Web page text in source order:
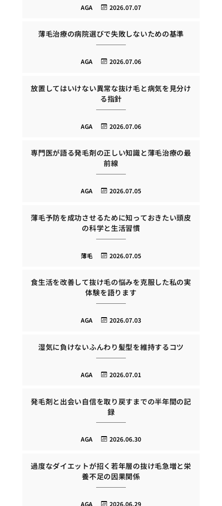
2026.07.07
AGA
薄毛治療の病院選びで失敗しないための基準
2026.07.06
AGA
放置してはいけない異常な抜け毛と病気を見分け
る指針
2026.07.06
AGA
専門医が語る発毛剤の正しい知識と薄毛治療の最
前線
2026.07.05
AGA
薄毛予防を成功させるために知っておきたい頭皮
の科学と生活習慣
2026.07.05
薄毛
食生活を改善して抜け毛の悩みを克服した私の実
体験を語ります
2026.07.03
AGA
湿気に負けないふんわり髪型を維持するコツ
2026.07.01
AGA
発毛剤と出会い自信を取り戻すまでの半年間の記
録
2026.06.30
AGA
過度なダイエットが招く若年層の抜け毛急増と栄
養不足の因果関係
2026.06.29
AGA